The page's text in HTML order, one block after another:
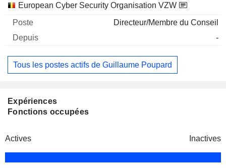
European Cyber Security Organisation VZW
Directeur/Membre du Conseil
-
Tous les postes actifs de Guillaume Poupard
Expériences
Fonctions occupées
Actives Inactives